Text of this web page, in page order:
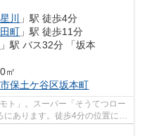
川
」駅 徒歩4分
町 」駅 徒歩11分
」駅 バス32分 「坂本
㎡
保土ケ谷区坂本町
ト」。スーパー「そうてつロー
あります。徒歩4分の位置に駅